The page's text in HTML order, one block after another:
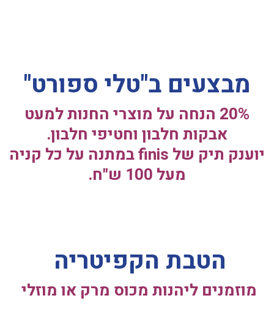
מבצעים ב"טלי ספורט"
20% הנחה על מוצרי החנות למעט
אבקות חלבון וחטיפי חלבון.
יוענק תיק של finis במתנה על כל קניה
מעל 100 ש"ח.
הטבת הקפיטריה
מוזמנים ליהנות מכוס מרק או מוזלי